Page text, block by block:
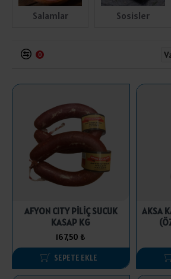
Sosisler Special Etler
0
AFYON CITY PİLİÇ SUCUK
KASAP KG
167,50 ₺
SEPETE EKLE
AKSA